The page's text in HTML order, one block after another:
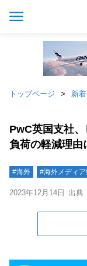
トップページ 新
PwC英国支社
負荷の軽減理由
#海外 #海外メディア
2023年12月14日 出典